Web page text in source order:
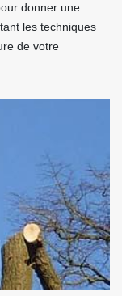
donner une
les techniques
de votre